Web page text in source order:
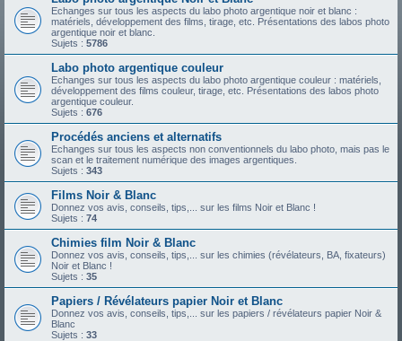
Echanges sur tous les aspects du labo photo argentique noir et blanc :
matériels, développement des films, tirage, etc. Présentations des labos photo
argentique noir et blanc.
Sujets : 5786
Labo photo argentique couleur
Echanges sur tous les aspects du labo photo argentique couleur : matériels,
développement des films couleur, tirage, etc. Présentations des labos photo
argentique couleur.
Sujets : 676
Procédés anciens et alternatifs
Echanges sur tous les aspects non conventionnels du labo photo, mais pas le
scan et le traitement numérique des images argentiques.
Sujets : 343
Films Noir & Blanc
Donnez vos avis, conseils, tips,... sur les films Noir et Blanc !
Sujets : 74
Chimies film Noir & Blanc
Donnez vos avis, conseils, tips,... sur les chimies (révélateurs, BA, fixateurs)
Noir et Blanc !
Sujets : 35
Papiers / Révélateurs papier Noir et Blanc
Donnez vos avis, conseils, tips,... sur les papiers / révélateurs papier Noir &
Blanc
Sujets : 33